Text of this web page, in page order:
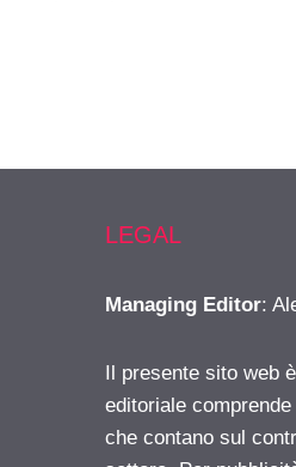
LEGAL
Managing Editor:
Il presente sito web
editoriale
che contano sul